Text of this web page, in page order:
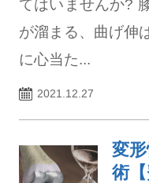
てはいませんか?
が溜まる、曲げ伸
に心当た...
2021.12.27
変
術